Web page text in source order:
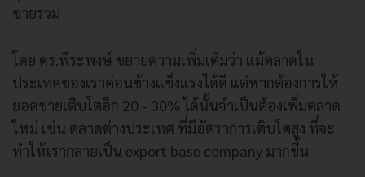
ขายรวม
โดย ดร.พีระพงษ์ ขยายความเพิ่มเติมว่า แม้ตลาดใน
ประเทศของเราค่อนข้างแข็งแรงได้ดี แต่หากต้องการให้
ยอดขายเติบโตอีก 20 - 30% ได้นั้นจำเป็นต้องเพิ่มตลาด
ใหม่ เช่น ตลาดต่างประเทศ ที่มีอัตราการเติบโตสูง ที่จะ
ทำให้เรากลายเป็น export base company มากขึ้น